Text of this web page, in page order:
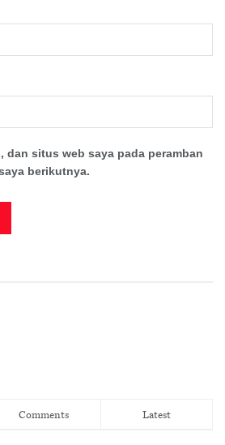
dan situs web saya pada peramban
berikutnya.
Comments Latest